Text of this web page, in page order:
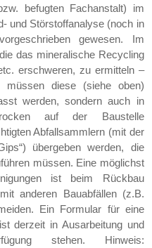
befugten Fachanstalt) im
und Störstoffanalyse (noch in
gewesen. Im
das mineralische Recycling
erschweren, zu ermitteln –
müssen diese (siehe oben)
werden, sondern auch in
auf der Baustelle
Abfallsammlern (mit der
übergeben werden, die
müssen. Eine möglichst
ist beim Rückbau
anderen Bauabfällen (z.B.
Ein Formular für eine
derzeit in Ausarbeitung und
stehen. Hinweis: